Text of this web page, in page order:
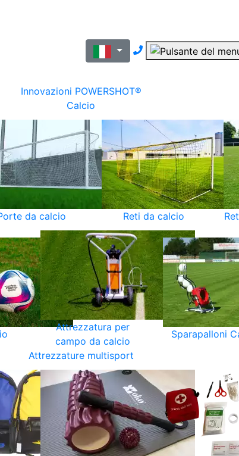
Nous contacter par
Innovazioni POWERSHOT®
Calcio
da calcio Reti da calcio
Attrezzatura per
campo da calcio
Sparapalloni
Attrezzature multisport